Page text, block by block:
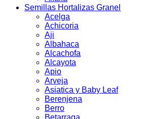
Semillas Hortalizas Granel
Acelga
Achicoria
Aji
Albahaca
Alcachofa
Alcayota
Apio
Arveja
Asiatica y Baby Leaf
Berenjena
Berro
Betarraga